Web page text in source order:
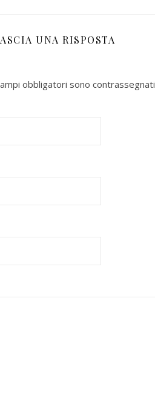
UNA RISPOSTA
obbligatori sono contrassegnati